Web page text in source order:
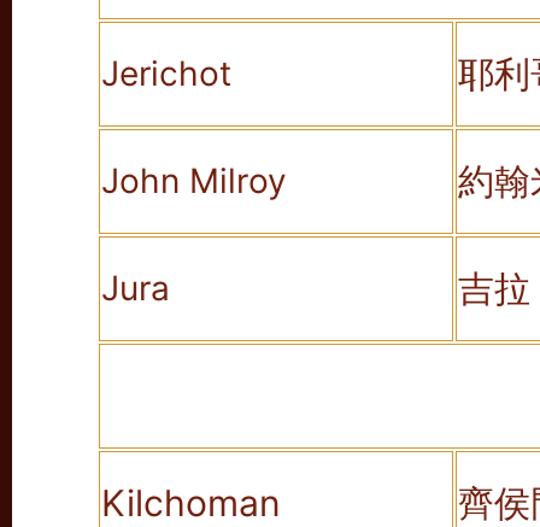
Jerichot 耶利
John Milroy 約翰
Jura 吉拉
Kilchoman 齊侯